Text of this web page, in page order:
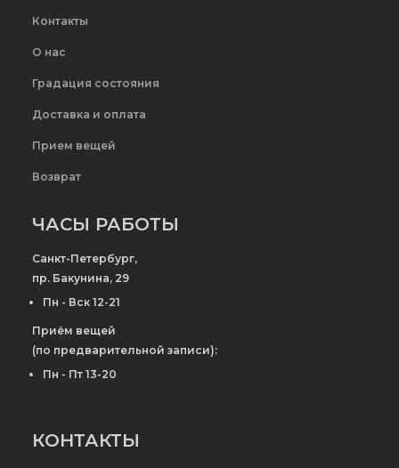
Контакты
О нас
Градация состояния
Доставка и оплата
Прием вещей
Возврат
ЧАСЫ РАБОТЫ
Санкт-Петербург,
пр. Бакунина, 29
Пн - Вск 12-21
Приём вещей
(по предварительной записи):
Пн - Пт 13-20
КОНТАКТЫ